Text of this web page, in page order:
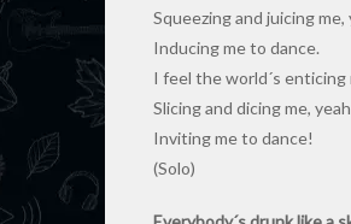
Squeezing and juicing me,
Inducing me to dance.
I feel the world´s enticing
Slicing and dicing me, yeah
Inviting me to dance!
(Solo)